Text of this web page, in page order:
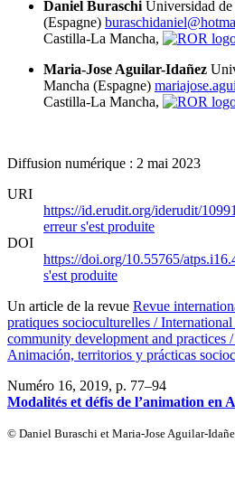
Daniel Buraschi Universidad
(Espagne)
Castilla-La Mancha,
Maria-Jose Aguilar-Idañez
Mancha (Espagne)
Castilla-La Mancha,
Diffusion numérique : 2 mai 2023
URI
https://id.erudit.org/iderudit/
erreur s'est produite
DOI
https://doi.org/10.55765/
s'est produite
Un article de la revue Revue
pratiques socioculturelles /
community development and practices
Animación, territorios y prácticas
Numéro 16, 2019, p. 77–94
Modalités et défis de l’animation en
© Daniel Buraschi et Maria-Jose Aguilar-